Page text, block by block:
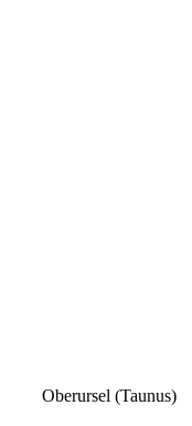
Oberursel (Taunus)